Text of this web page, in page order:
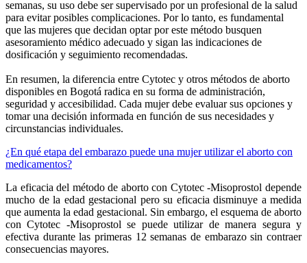
semanas, su uso debe ser supervisado por un profesional de la salud
para evitar posibles complicaciones. Por lo tanto, es fundamental
que las mujeres que decidan optar por este método busquen
asesoramiento médico adecuado y sigan las indicaciones de
dosificación y seguimiento recomendadas.
En resumen, la diferencia entre Cytotec y otros métodos de aborto
disponibles en Bogotá radica en su forma de administración,
seguridad y accesibilidad. Cada mujer debe evaluar sus opciones y
tomar una decisión informada en función de sus necesidades y
circunstancias individuales.
¿En qué etapa del embarazo puede una mujer utilizar el aborto con
medicamentos?
La eficacia del método de aborto con Cytotec -Misoprostol depende
mucho de la edad gestacional pero su eficacia disminuye a medida
que aumenta la edad gestacional. Sin embargo, el esquema de aborto
con Cytotec -Misoprostol se puede utilizar de manera segura y
efectiva durante las primeras 12 semanas de embarazo sin contraer
consecuencias mayores.